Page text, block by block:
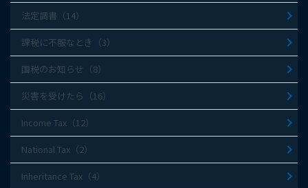
法定調書（14）
課税に不服なとき（3）
国税のお知らせ（8）
災害を受けたら（16）
Income Tax（12）
National Tax（2）
Inheritance Tax（4）